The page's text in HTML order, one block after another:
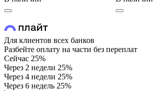
Для клиентов всех банков
Разбейте оплату на части без переплат
Сейчас 25%
Через 2 недели 25%
Через 4 недели 25%
Через 6 недель 25%